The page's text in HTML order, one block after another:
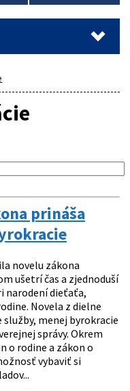
prináša
novelu zákona
ušetrí čas a zjednoduší
narodení dieťaťa,
Novela z dielne
menej byrokracie
správy. Okrem
o rodine a zákon o
vybaviť si